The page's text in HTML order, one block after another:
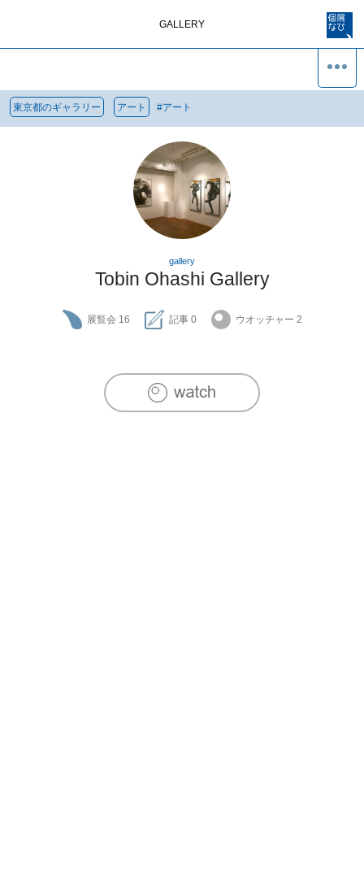
GALLERY
東京都のギャラリー アート #アート
gallery
Tobin Ohashi Gallery
展覧会 16 記事 0 ウオッチャー 2